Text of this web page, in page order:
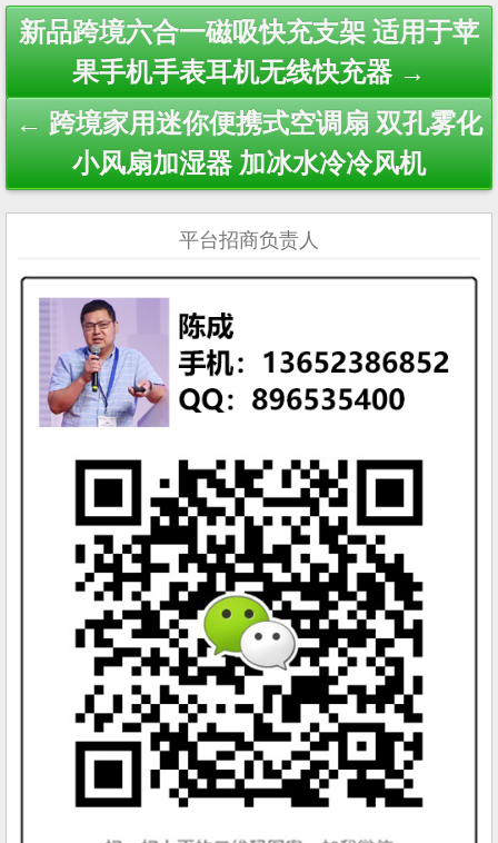
Post
navigation
新品跨境六合一磁吸快充支架 适用于苹
果手机手表耳机无线快充器 →
← 跨境家用迷你便携式空调扇 双孔雾化
小风扇加湿器 加冰水冷冷风机
平台招商负责人